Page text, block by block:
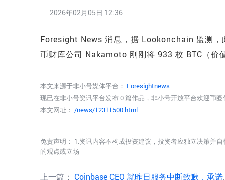
2026年02月05日 12:36
Foresight News 消息，据 Lookonchain 监测
币财库公司 Nakamoto 刚刚将 933 枚 BTC（价
本文来源于非小号媒体平台： Foresightnews
现已在非小号资讯平台发布 0 篇作品，非小号开放平台欢迎币
本文网址： /news/12311500.html
免责声明： 1.资讯内容不构成投资建议，投资者应独立决策并
的观点或立场
上一篇： Coinbase CEO 就昨日服务中断致歉，承诺未来将大幅缩短宕机时间